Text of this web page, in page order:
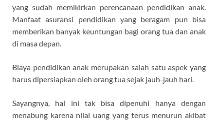
yang sudah memikirkan perencanaan pendidikan anak.
Manfaat asuransi pendidikan yang beragam pun bisa
memberikan banyak keuntungan bagi orang tua dan anak
di masa depan.
Biaya pendidikan anak merupakan salah satu aspek yang
harus dipersiapkan oleh orang tua sejak jauh-jauh hari.
Sayangnya, hal ini tak bisa dipenuhi hanya dengan
menabung karena nilai uang yang terus menurun akibat